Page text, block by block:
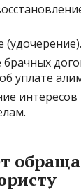
(удочерение).
брачных
уплате
интересов